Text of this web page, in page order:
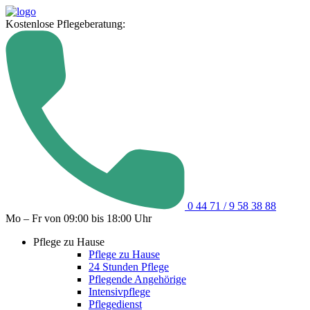
Kostenlose Pflegeberatung:
0 44 71 / 9 58 38 88
Mo – Fr von 09:00 bis 18:00 Uhr
Pflege zu Hause
Pflege zu Hause
24 Stunden Pflege
Pflegende Angehörige
Intensivpflege
Pflegedienst